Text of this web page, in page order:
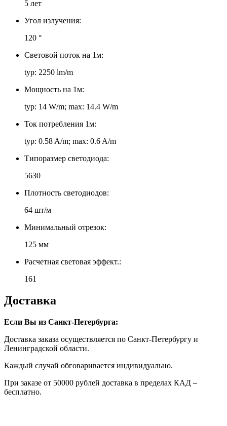
5 лет
Угол излучения:
120 °
Световой поток на 1м:
typ: 2250 lm/m
Мощность на 1м:
typ: 14 W/m; max: 14.4 W/m
Ток потребления 1м:
typ: 0.58 A/m; max: 0.6 A/m
Типоразмер светодиода:
5630
Плотность светодиодов:
64 шт/м
Минимальный отрезок:
125 мм
Расчетная световая эффект.:
161
Доставка
Если Вы из Санкт-Петербурга:
Доставка заказа осуществляется по Санкт-Петербургу и
Ленинградской области.
Каждый случай обговаривается индивидуально.
При заказе от 50000 рублей доставка в пределах КАД –
бесплатно.